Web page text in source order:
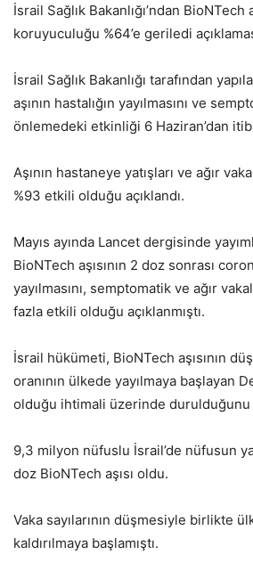
İsrail Sağlık Bakanlığı’ndan BioNTech
koruyuculuğu %64’e geriledi
İsrail Sağlık Bakanlığı tarafından
aşının hastalığın yayılmasını ve
önlemedeki etkinliği 6 Haziran’dan
Aşının hastaneye yatışları ve ağır
%93 etkili olduğu açıklandı.
Mayıs ayında Lancet dergisinde
BioNTech aşısının 2 doz sonrası
yayılmasını, semptomatik ve ağır
fazla etkili olduğu açıklanmıştı.
İsrail hükümeti, BioNTech aşısının
oranının ülkede yayılmaya başlayan
olduğu ihtimali üzerinde durulduğunu
9,3 milyon nüfuslu İsrail’de nüfusun
doz BioNTech aşısı oldu.
Vaka sayılarının düşmesiyle birlikte
kaldırılmaya başlamıştı.